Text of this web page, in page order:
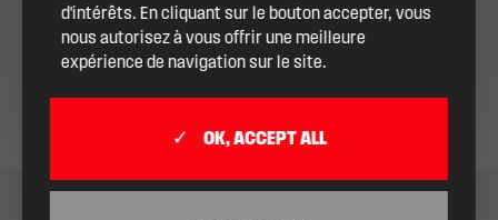
d'intérêts. En cliquant sur le bouton accepter, vous
nous autorisez à vous offrir une meilleure
expérience de navigation sur le site.
OK, ACCEPT ALL